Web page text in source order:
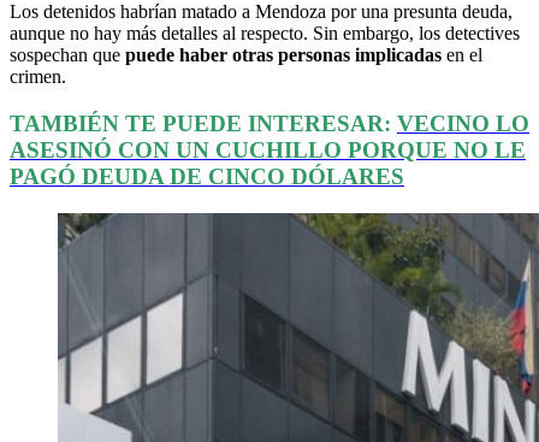
Los detenidos habrían matado a Mendoza por una presunta deuda,
aunque no hay más detalles al respecto. Sin embargo, los detectives
sospechan que puede haber otras personas implicadas en el
crimen.
TAMBIÉN TE PUEDE INTERESAR: VECINO LO
ASESINÓ CON UN CUCHILLO PORQUE NO LE
PAGÓ DEUDA DE CINCO DÓLARES